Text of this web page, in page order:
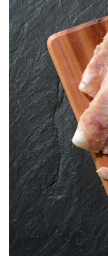
Laacher
WISSEN
23,99 €